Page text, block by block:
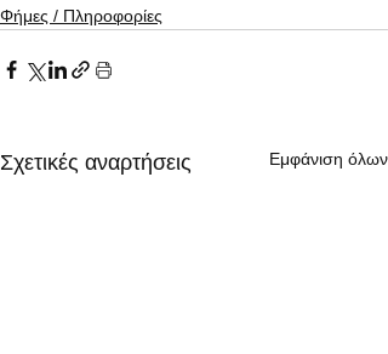
Φήμες / Πληροφορίες
Σχετικές αναρτήσεις Εμφάνιση όλων